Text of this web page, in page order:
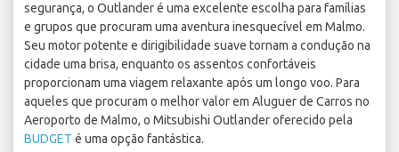
segurança, o Outlander é uma excelente escolha para famílias
e grupos que procuram uma aventura inesquecível em Malmo.
Seu motor potente e dirigibilidade suave tornam a condução na
cidade uma brisa, enquanto os assentos confortáveis
proporcionam uma viagem relaxante após um longo voo. Para
aqueles que procuram o melhor valor em Aluguer de Carros no
Aeroporto de Malmo, o Mitsubishi Outlander oferecido pela
BUDGET é uma opção fantástica.